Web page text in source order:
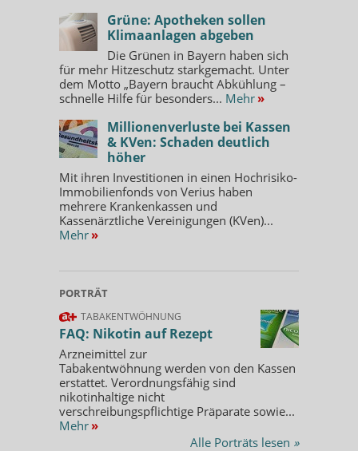
Grüne: Apotheken sollen
Klimaanlagen abgeben
Die Grünen in Bayern haben sich
für mehr Hitzeschutz starkgemacht. Unter
dem Motto „Bayern braucht Abkühlung –
schnelle Hilfe für besonders... Mehr »
Millionenverluste bei Kassen
& KVen: Schaden deutlich
höher
Mit ihren Investitionen in einen Hochrisiko-
Immobilienfonds von Verius haben
mehrere Krankenkassen und
Kassenärztliche Vereinigungen (KVen)...
Mehr »
PORTRÄT
TABAKENTWÖHNUNG
FAQ: Nikotin auf Rezept
Arzneimittel zur
Tabakentwöhnung werden von den Kassen
erstattet. Verordnungsfähig sind
nikotinhaltige nicht
verschreibungspflichtige Präparate sowie...
Mehr »
Alle Porträts lesen »